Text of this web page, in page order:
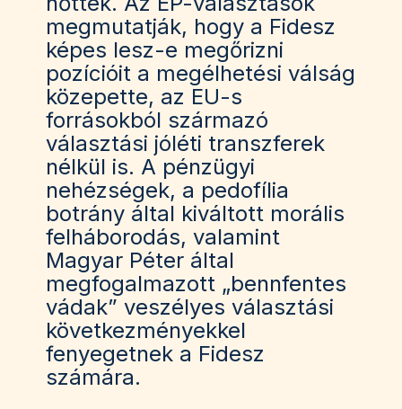
megmutatják, hogy a Fidesz
képes lesz-e megőrizni
pozícióit a megélhetési válság
közepette, az EU-s
forrásokból származó
választási jóléti transzferek
nélkül is. A pénzügyi
nehézségek, a pedofília
botrány által kiváltott morális
felháborodás, valamint
Magyar Péter által
megfogalmazott „bennfentes
vádak” veszélyes választási
következményekkel
fenyegetnek a Fidesz
számára.